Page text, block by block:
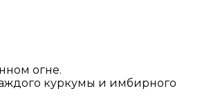
огне.
куркумы и имбирного